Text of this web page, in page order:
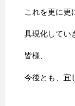
これを更に更
具現化してい
皆様、
今後とも、宜